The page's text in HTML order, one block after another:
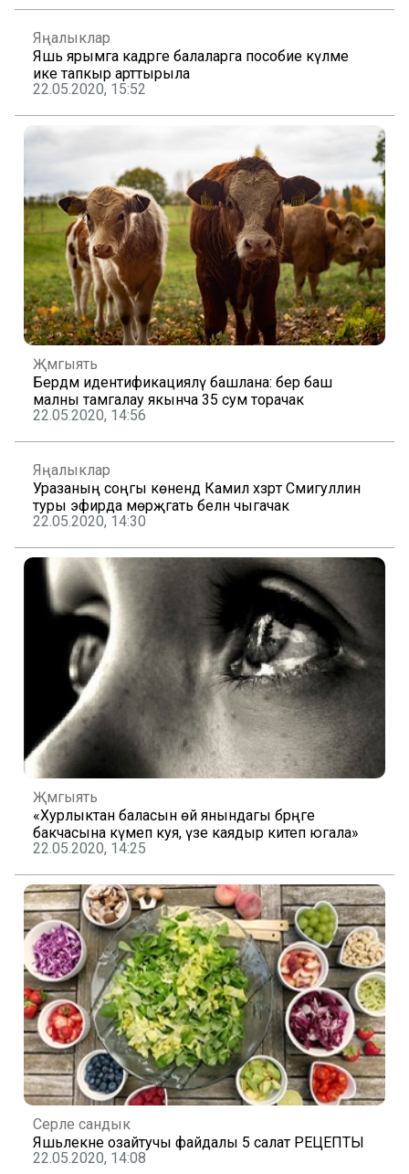
Яңалыклар
Яшь ярымга кадәрге балаларга пособие күләме
ике тапкыр арттырыла
22.05.2020, 15:52
Җәмгыять
Бердәм идентификацияләү башлана: бер баш
малны тамгалау якынча 35 сум торачак
22.05.2020, 14:56
Яңалыклар
Уразаның соңгы көнендә Камил хәзрәт Сәмигуллин
туры эфирда мөрәҗәгать белән чыгачак
22.05.2020, 14:30
Җәмгыять
«Хурлыктан баласын өй янындагы бәрәңге
бакчасына күмеп куя, үзе каядыр китеп югала»
22.05.2020, 14:25
Серле сандык
Яшьлекне озайтучы файдалы 5 салат РЕЦЕПТЫ
22.05.2020, 14:08